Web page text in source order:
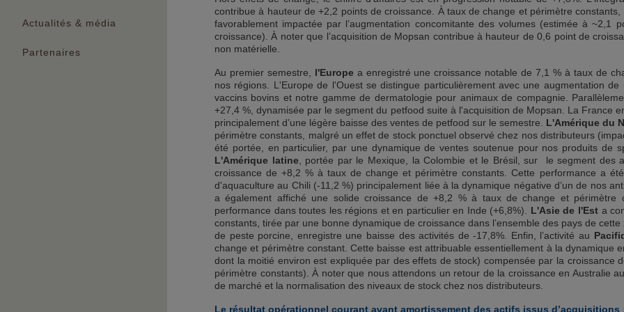
Actualités & média
Partenaires
contribue à hauteur de +2,2 points de croissance. À taux de change et périmètre
favorablement impactée par l’augmentation concomitante des volumes (estimée à
croissance). À noter que l’acquisition de Mopsan contribue à hauteur de 0,6 point de
non matérielle.
Au premier semestre, l'Europea enregistré une croissance notable de 7,1 % à taux de
nos régions. L'Europe de l'Ouest se distingue particulièrement avec une augmentation
vaccins bovins et notre gamme de dermatologie pour animaux de compagnie.
+27,4 %, dynamisée par le segment du petfood suite à l'acquisition de Mopsan. La France
principalement d’une légère baisse des ventes de petfood sur le semestre. L'Amérique du
périmètre constants, malgré un effet de stock ponctuel observé chez nos distributeurs
été portée, en particulier, par une dynamique de ventes soutenue pour nos produits de
L'Amérique latine, portée par le Mexique, la Colombie et le Brésil, sur le segment des
croissance de +8,2 % à taux de change et périmètre constants. Cette performance a
d'aquaculture au Chili (-11,2 %) principalement liée à la dynamique négative d’un de nos
a également affiché une solide croissance de +8,2 % à taux de change et périmètre
performance dans toutes les régions et en particulier en Inde (+6,8%). L'Asie de l'Est a
constants, tirée par une bonne dynamique de croissance dans l’ensemble des pays de
de peste porcine, enregistre une baisse des activités de -17,8%. Enfin, l’activité au
change et périmètre constant. Cette baisse est attribuable essentiellement à la dynamique
dont la moitié environ est expliquée par des effets de stock) compensée par la croissance
périmètre constants). À noter que nous attendons un retour de la croissance en Australie
de marché et la normalisation des niveaux de stock chez nos distributeurs.
Le résultat opérationnel courant avant amortissement des actifs issus d’acquisitions